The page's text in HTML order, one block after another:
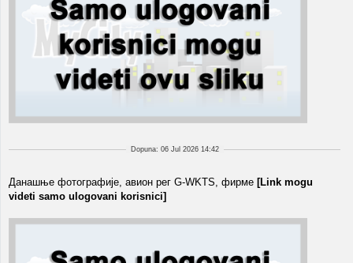
Dopuna: 06 Jul 2026 14:42
Данашње фотографије, авион рег G-WKTS, фирме [Link mogu
videti samo ulogovani korisnici]